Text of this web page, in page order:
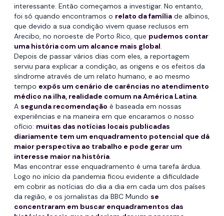
interessante. Então começamos a investigar. No entanto,
foi só quando encontramos o relato da família de albinos,
que devido a sua condição vivem quase reclusos em
Arecibo, no noroeste de Porto Rico, que pudemos contar
uma história com um alcance mais global.
Depois de passar vários dias com eles, a reportagem
serviu para explicar a condição, as origens e os efeitos da
síndrome através de um relato humano, e ao mesmo
tempo expôs um cenário de carências no atendimento
médico na ilha, realidade comum na América Latina.
A segunda recomendação é baseada em nossas
experiências e na maneira em que encaramos o nosso
ofício: muitas das notícias locais publicadas
diariamente tem um enquadramento potencial que dá
maior perspectiva ao trabalho e pode gerar um
interesse maior na história.
Mas encontrar esse enquadramento é uma tarefa árdua.
Logo no início da pandemia ficou evidente a dificuldade
em cobrir as notícias do dia a dia em cada um dos países
da região, e os jornalistas da BBC Mundo se
concentraram em buscar enquadramentos das